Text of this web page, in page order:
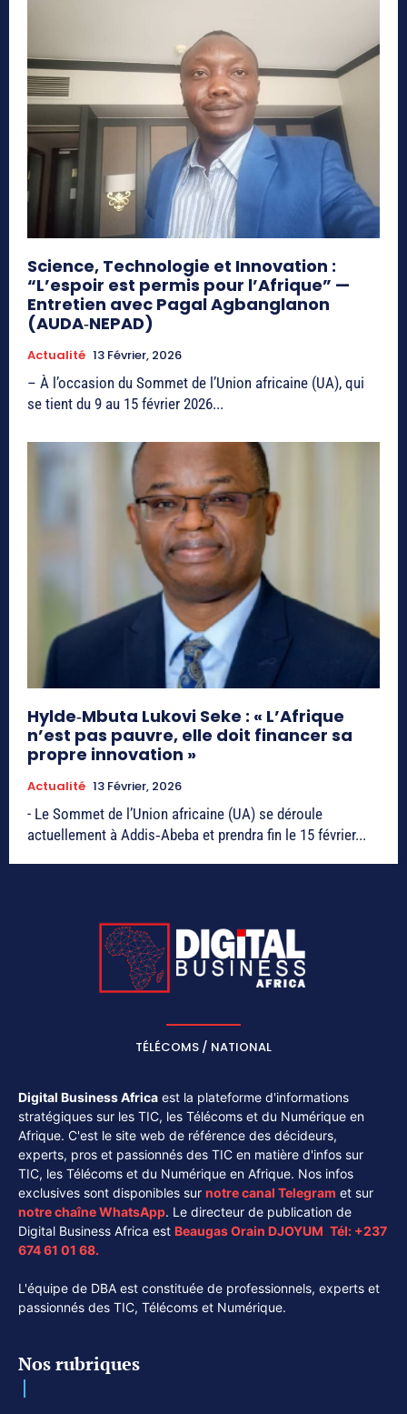
Science, Technologie et Innovation :
“L’espoir est permis pour l’Afrique” —
Entretien avec Pagal Agbanglanon
(AUDA‑NEPAD)
Actualité 13 Février, 2026
– À l’occasion du Sommet de l’Union africaine (UA), qui
se tient du 9 au 15 février 2026...
Hylde‑Mbuta Lukovi Seke : « L’Afrique
n’est pas pauvre, elle doit financer sa
propre innovation »
Actualité 13 Février, 2026
- Le Sommet de l’Union africaine (UA) se déroule
actuellement à Addis‑Abeba et prendra fin le 15 février...
TÉLÉCOMS / NATIONAL
Digital Business Africa est la plateforme d'informations
stratégiques sur les TIC, les Télécoms et du Numérique en
Afrique. C'est le site web de référence des décideurs,
experts, pros et passionnés des TIC en matière d'infos sur
TIC, les Télécoms et du Numérique en Afrique. Nos infos
exclusives sont disponibles sur notre canal Telegram et sur
notre chaîneWhatsApp. Le directeur de publication de
Digital Business Africa est Beaugas Orain DJOYUM. Tél: +237
674 61 01 68.
L'équipe de DBA est constituée de professionnels, experts et
passionnés des TIC, Télécoms et Numérique.
Nos rubriques